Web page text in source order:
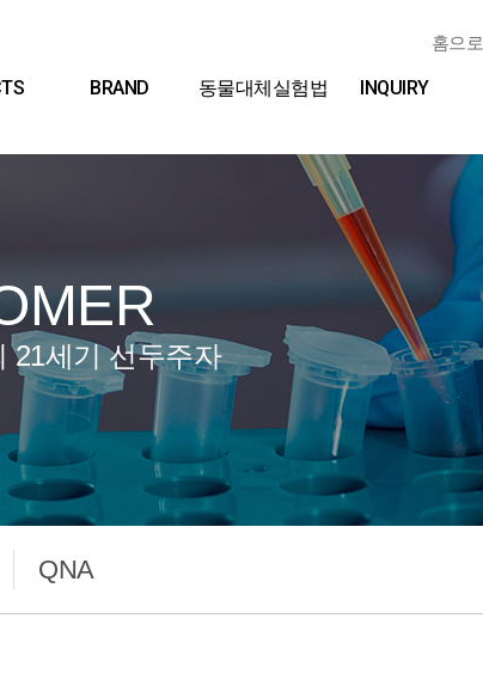
홈으로
BRAND 동물대체실험법 INQUIRY
21세기 선두주자
QNA